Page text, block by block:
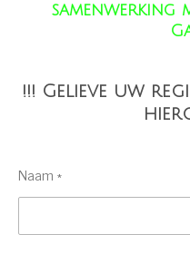
samenwerking
!!! Gelieve uw
Naam *